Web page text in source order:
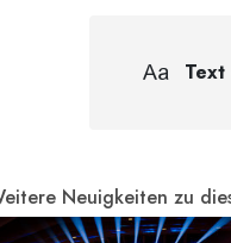
Neuigkeiten zu